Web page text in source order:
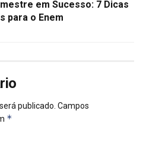
em Sucesso: 7 Dicas
para o Enem
publicado. Campos
*